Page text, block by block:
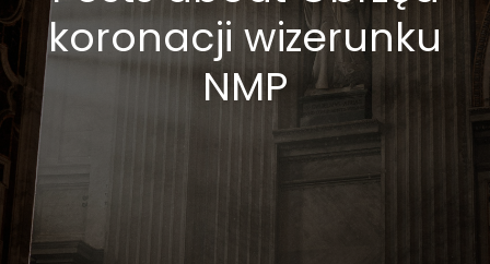
koronacji wizerunku
NMP